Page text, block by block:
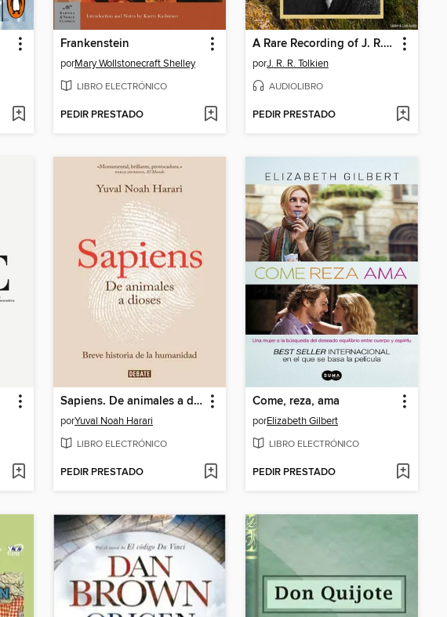
Frankenstein
porMary Wollstonecraft Shelley
LIBRO ELECTRÓNICO
PEDIR PRESTADO
A Rare Recording of J. R. R. Tolkien
porJ. R. R. Tolkien
AUDIOLIBRO
PEDIR PRESTADO
Sapiens. De animales a dioses
porYuval Noah Harari
LIBRO ELECTRÓNICO
PEDIR PRESTADO
Come, reza, ama
porElizabeth Gilbert
LIBRO ELECTRÓNICO
PEDIR PRESTADO